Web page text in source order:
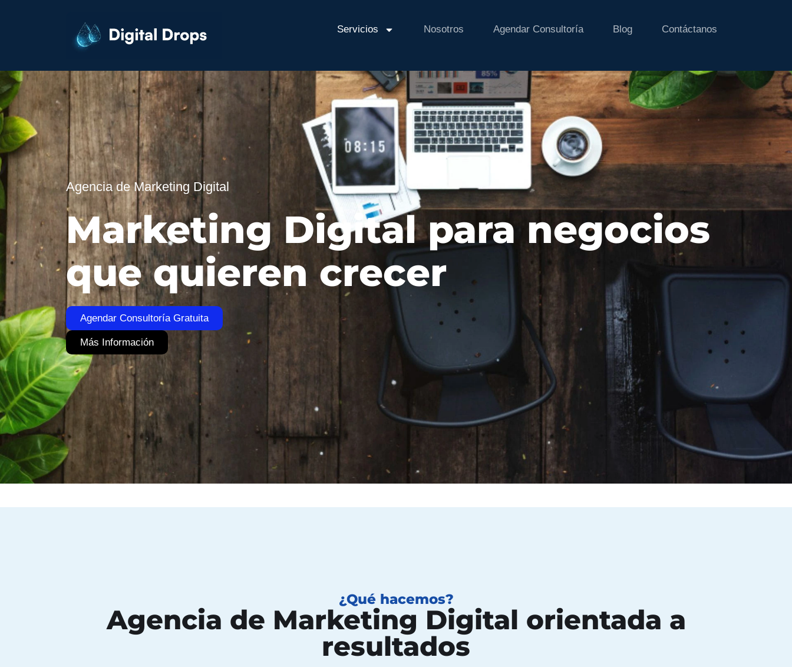
Servicios Nosotros Agendar Consultoría Blog Contáctanos
Agencia de Marketing Digital
Marketing Digital para negocios
que quieren crecer
Agendar Consultoría Gratuita
Más Información
¿Qué hacemos?
Agencia de Marketing Digital orientada a
resultados